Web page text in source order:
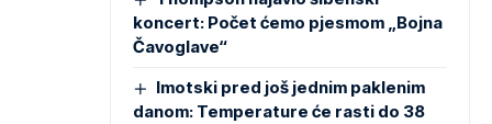
koncert: Počet ćemo pjesmom „Bojna
Čavoglave“
Imotski pred još jednim paklenim
danom: Temperature će rasti do 38